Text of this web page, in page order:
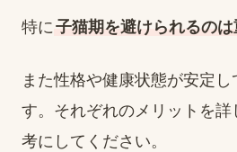
特に子猫期を避けられるの
また性格や健康状態が安定
す。それぞれのメリットを
考にしてください。